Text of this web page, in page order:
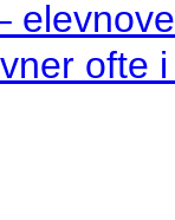
ofte